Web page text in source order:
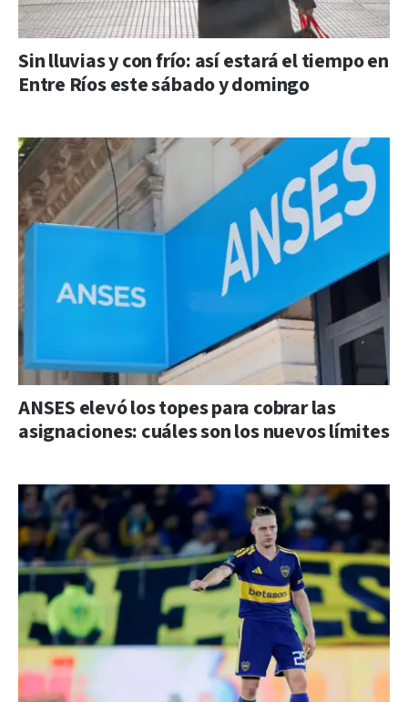
Sin lluvias y con frío: así estará el tiempo en
Entre Ríos este sábado y domingo
ANSES elevó los topes para cobrar las
asignaciones: cuáles son los nuevos límites